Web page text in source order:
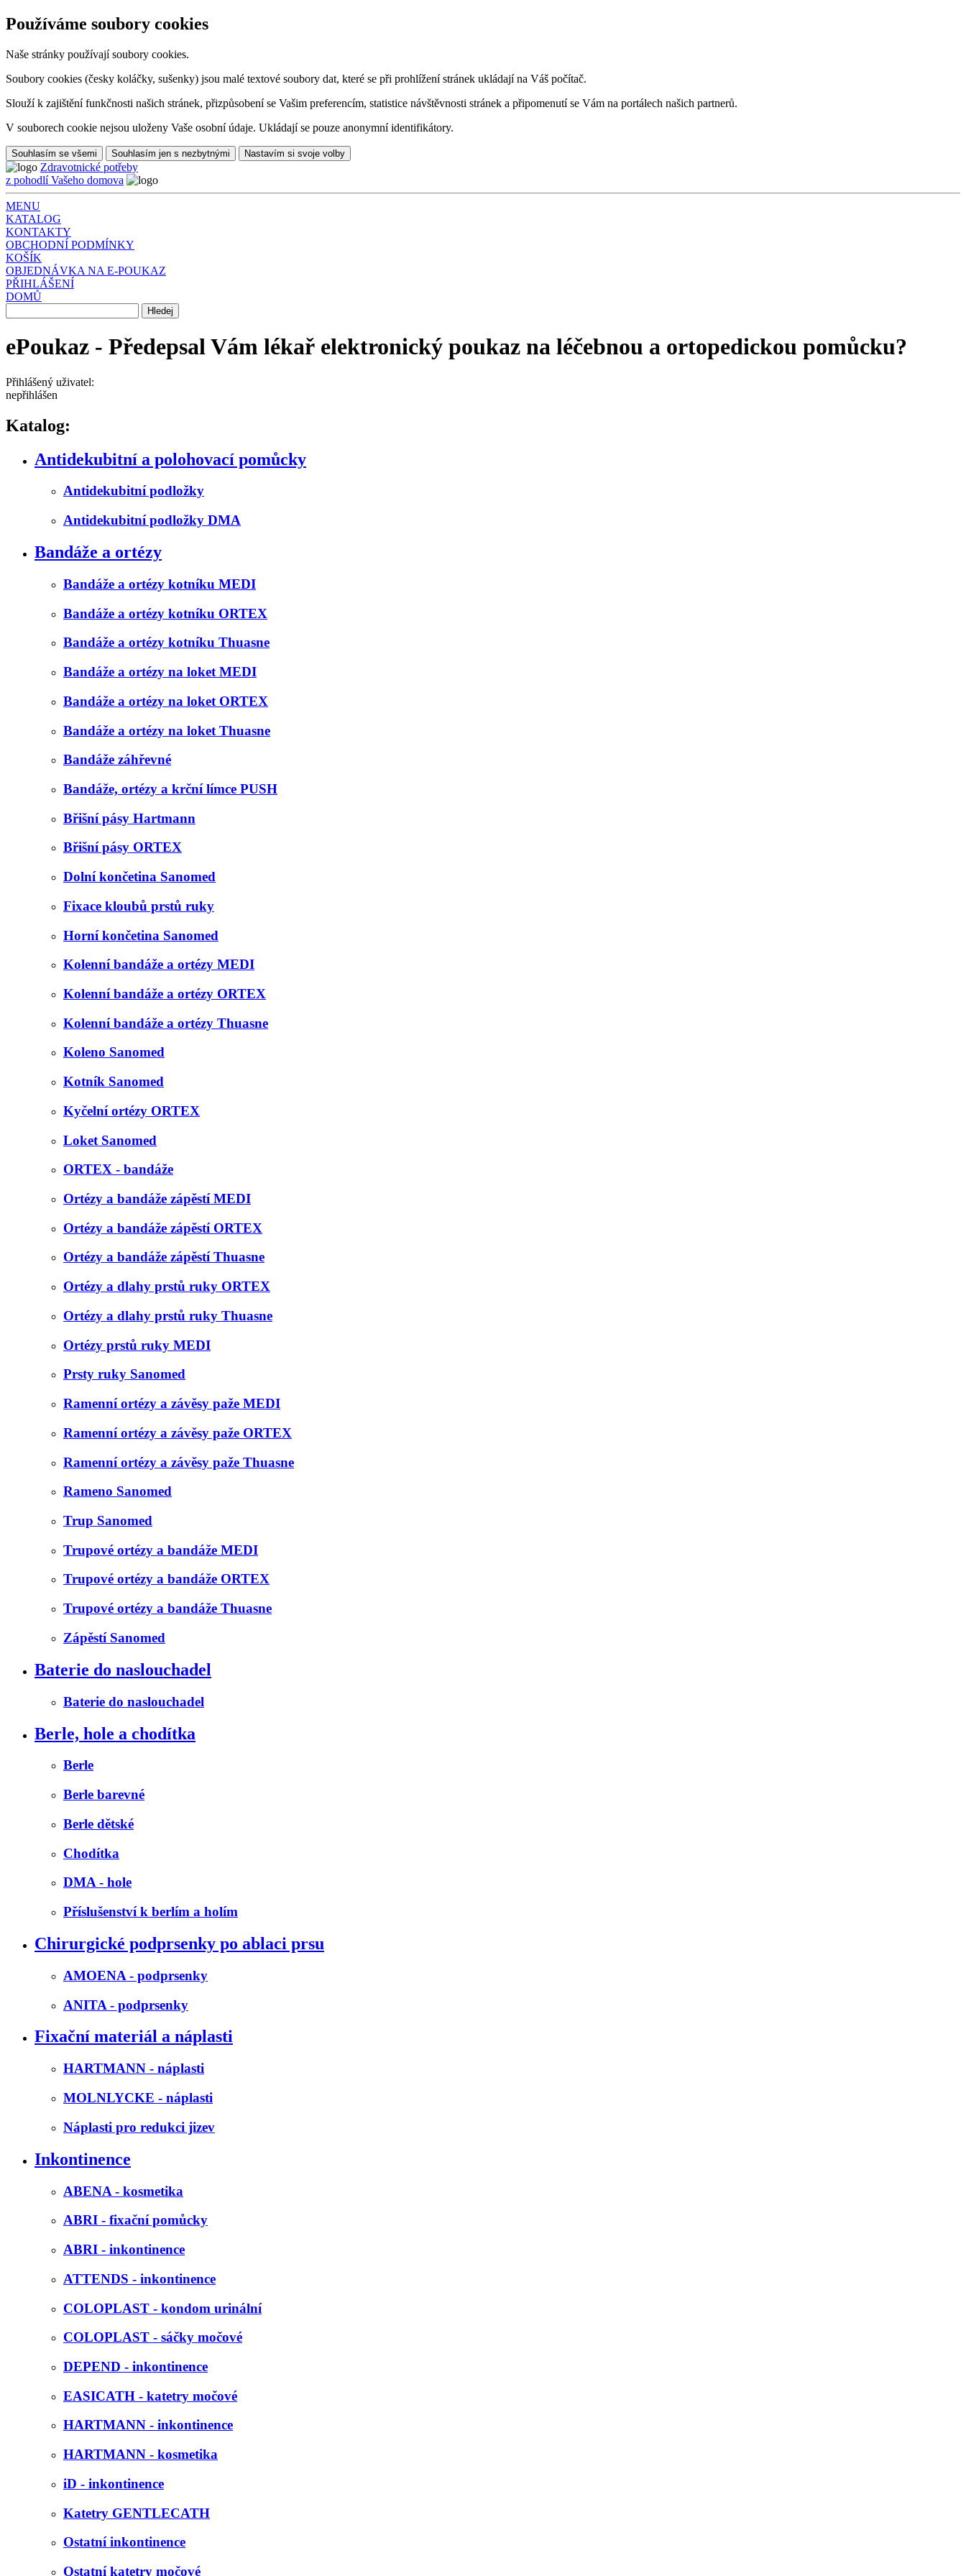
Používáme soubory cookies
Naše stránky používají soubory cookies.
Soubory cookies (česky koláčky, sušenky) jsou malé textové soubory dat, které se při prohlížení stránek ukládají na Váš počítač.
Slouží k zajištění funkčnosti našich stránek, přizpůsobení se Vašim preferencím, statistice návštěvnosti stránek a připomenutí se Vám na portálech našich partnerů.
V souborech cookie nejsou uloženy Vaše osobní údaje. Ukládají se pouze anonymní identifikátory.
Souhlasím se všemi Souhlasím jen s nezbytnými Nastavím si svoje volby
Zdravotnické potřeby
z pohodlí Vašeho domova
MENU
KATALOG
KONTAKTY
OBCHODNÍ PODMÍNKY
KOŠÍK
OBJEDNÁVKA NA E-POUKAZ
PŘIHLÁŠENÍ
DOMŮ
ePoukaz - Předepsal Vám lékař elektronický poukaz na léčebnou a ortopedickou pomůcku?
Přihlášený uživatel:
nepřihlášen
Katalog:
Antidekubitní a polohovací pomůcky
Antidekubitní podložky
Antidekubitní podložky DMA
Bandáže a ortézy
Bandáže a ortézy kotníku MEDI
Bandáže a ortézy kotníku ORTEX
Bandáže a ortézy kotníku Thuasne
Bandáže a ortézy na loket MEDI
Bandáže a ortézy na loket ORTEX
Bandáže a ortézy na loket Thuasne
Bandáže záhřevné
Bandáže, ortézy a krční límce PUSH
Břišní pásy Hartmann
Břišní pásy ORTEX
Dolní končetina Sanomed
Fixace kloubů prstů ruky
Horní končetina Sanomed
Kolenní bandáže a ortézy MEDI
Kolenní bandáže a ortézy ORTEX
Kolenní bandáže a ortézy Thuasne
Koleno Sanomed
Kotník Sanomed
Kyčelní ortézy ORTEX
Loket Sanomed
ORTEX - bandáže
Ortézy a bandáže zápěstí MEDI
Ortézy a bandáže zápěstí ORTEX
Ortézy a bandáže zápěstí Thuasne
Ortézy a dlahy prstů ruky ORTEX
Ortézy a dlahy prstů ruky Thuasne
Ortézy prstů ruky MEDI
Prsty ruky Sanomed
Ramenní ortézy a závěsy paže MEDI
Ramenní ortézy a závěsy paže ORTEX
Ramenní ortézy a závěsy paže Thuasne
Rameno Sanomed
Trup Sanomed
Trupové ortézy a bandáže MEDI
Trupové ortézy a bandáže ORTEX
Trupové ortézy a bandáže Thuasne
Zápěstí Sanomed
Baterie do naslouchadel
Baterie do naslouchadel
Berle, hole a chodítka
Berle
Berle barevné
Berle dětské
Chodítka
DMA - hole
Příslušenství k berlím a holím
Chirurgické podprsenky po ablaci prsu
AMOENA - podprsenky
ANITA - podprsenky
Fixační materiál a náplasti
HARTMANN - náplasti
MOLNLYCKE - náplasti
Náplasti pro redukci jizev
Inkontinence
ABENA - kosmetika
ABRI - fixační pomůcky
ABRI - inkontinence
ATTENDS - inkontinence
COLOPLAST - kondom urinální
COLOPLAST - sáčky močové
DEPEND - inkontinence
EASICATH - katetry močové
HARTMANN - inkontinence
HARTMANN - kosmetika
iD - inkontinence
Katetry GENTLECATH
Ostatní inkontinence
Ostatní katetry močové